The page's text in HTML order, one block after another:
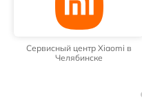
Сервисный центр Xiaomi в
Челябинске